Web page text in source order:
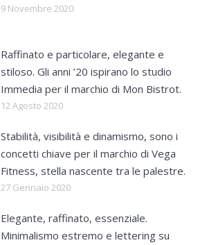
9 Novembre 2020
Raffinato e particolare, elegante e
stiloso. Gli anni ’20 ispirano lo studio
Immedia per il marchio di Mon Bistrot.
12 Agosto 2020
Stabilità, visibilità e dinamismo, sono i
concetti chiave per il marchio di Vega
Fitness, stella nascente tra le palestre.
27 Gennaio 2020
Elegante, raffinato, essenziale.
Minimalismo estremo e lettering su